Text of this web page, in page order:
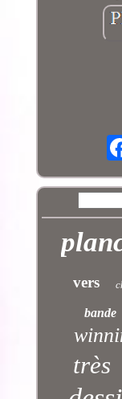
vers
bande
très